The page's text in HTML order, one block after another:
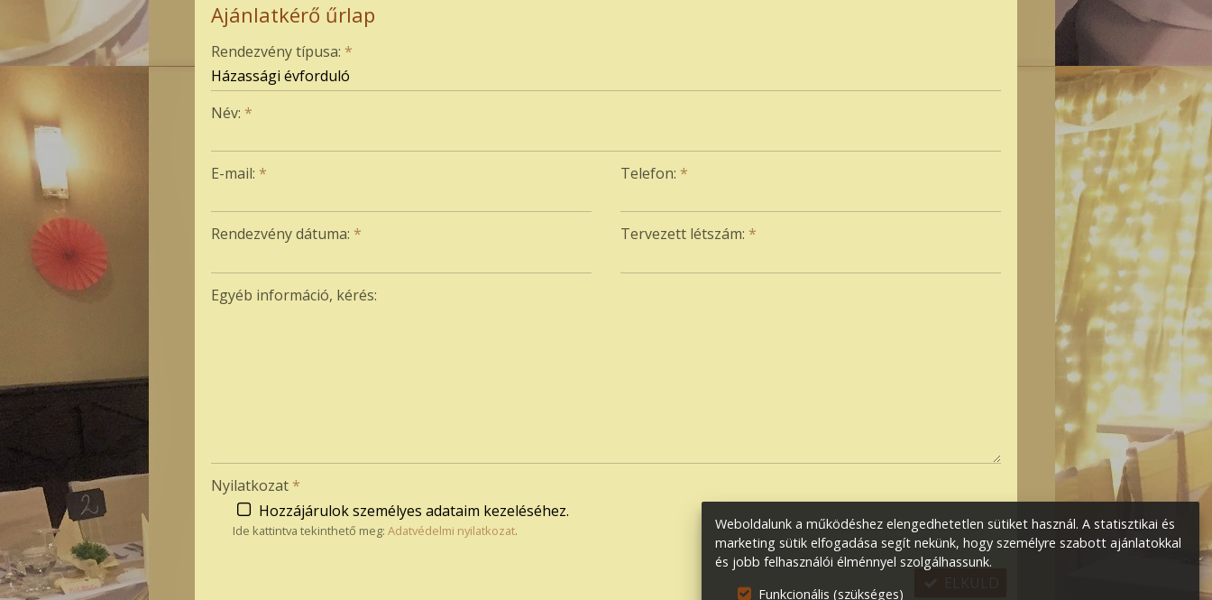
Ajánlatkérő űrlap
Rendezvény típusa: *
Név: *
E-mail: * Telefon: *
Rendezvény dátuma: * Tervezett létszám: *
Egyéb információ, kérés:
Nyilatkozat *
Hozzájárulok személyes adataim kezeléséhez.
Ide kattintva tekinthető meg: Adatvédelmi nyilatkozat.
Weboldalunk a működéshez elengedhetetlen sütiket használ. A statisztikai és
marketing sütik elfogadása segít nekünk, hogy személyre szabott ajánlatokkal
és jobb felhasználói élménnyel szolgálhassunk.
Funkcionális (szükséges)